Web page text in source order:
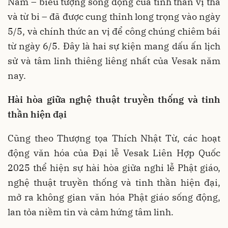
và từ bi – đã được cung thỉnh long trọng vào ngày
5/5, và chính thức an vị để công chúng chiêm bái
từ ngày 6/5. Đây là hai sự kiện mang dấu ấn lịch
sử và tâm linh thiêng liêng nhất của Vesak năm
nay.
Hài hòa giữa nghệ thuật truyền thống và tinh
thần hiện đại
Cũng theo Thượng tọa Thích Nhật Từ, các hoạt
động văn hóa của Đại lễ Vesak Liên Hợp Quốc
2025 thể hiện sự hài hòa giữa nghi lễ Phật giáo,
nghệ thuật truyền thống và tinh thần hiện đại,
mở ra không gian văn hóa Phật giáo sống động,
lan tỏa niềm tin và cảm hứng tâm linh.